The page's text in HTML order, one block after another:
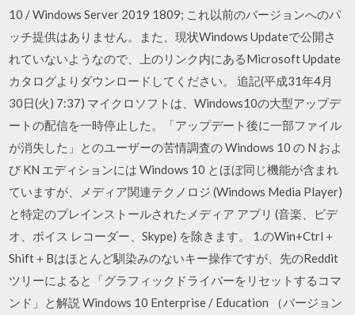
10 / Windows Server 2019 1809; これ以前のバージョンへのパ
ッチ提供はありません。また、現状Windows Updateで公開さ
れていないようなので、上のリンク内にあるMicrosoft Update
カタログよりダウンロードしてください。 追記(平成31年4月
30日(火) 7:37) マイクロソフトは、Windows10の大型アップデ
ートの配信を一時停止した。「アップデート後に一部ファイル
が消失した」とのユーザーの苦情調査の Windows 10 の N およ
び KN エディションには Windows 10 とほぼ同じ機能が含まれ
ていますが、メディア関連テクノロジ (Windows Media Player)
と特定のプレインストールされたメディア アプリ (音楽、ビデ
オ、ボイス レコーダー、Skype) を除きます。 1.のWin+Ctrl＋
Shift＋Bはほとんど馴染みのないキー操作ですが、先のReddit
ツリーによると「グラフィックドライバーをリセットするコマ
ンド」と解説 Windows 10 Enterprise / Education （バージョン